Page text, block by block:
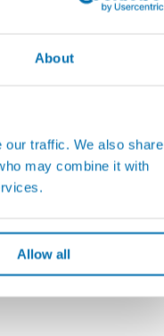
About
our traffic. We also share
may combine it with
Allow all